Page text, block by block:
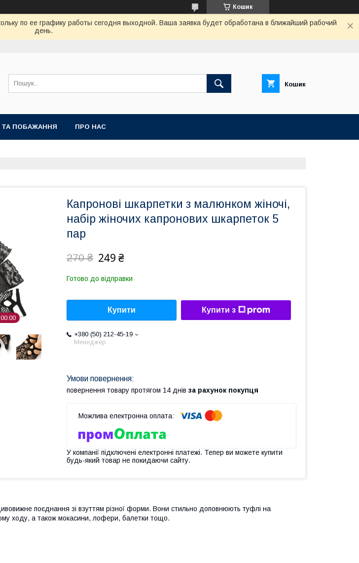
Кошик
по ее графику работы сегодня выходной. Ваша заявка будет обработана в ближайший рабочий
день.
Кошик
ТА ПОБАЖАННЯ ПРО НАС
00 00
Капронові шкарпетки з малюнком жіночі,
набір жіночих капронових шкарпеток 5
пар
270 ₴ 249 ₴
Готово до відправки
Купити Купити з
+380 (50) 212-45-19
Менеджер
повернення товару протягом 14 днів за рахунок покупця
У компанії підключені електронні платежі. Тепер ви можете купити
будь-який товар не покидаючи сайту.
поєднання зі взуттям різної форми. Вони стильно доповнюють туфлі на
ходу, а також мокасини, лофери, балетки тощо.